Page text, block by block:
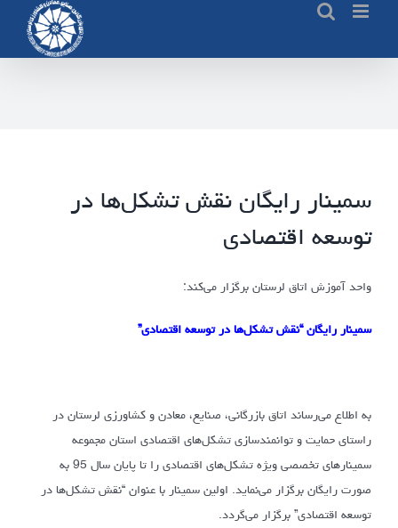
content
سمینار رایگان نقش تشکل‌ها در
توسعه اقتصادی
واحد آموزش اتاق لرستان برگزار می‌کند:
سمینار رایگان “نقش تشکل‌ها در توسعه اقتصادی”
به اطلاع می‌رساند اتاق بازرگانی، صنایع، معادن و کشاورزی لرستان در
راستای حمایت و توانمندسازی تشکل‌های اقتصادی استان مجموعه
سمینارهای تخصصی ویژه تشکل‌های اقتصادی را تا پایان سال 95 به
صورت رایگان برگزار می‌نماید. اولین سمینار با عنوان “نقش تشکل‌ها در
توسعه اقتصادی” برگزار می‌گردد.